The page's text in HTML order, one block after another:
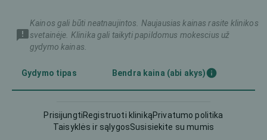
Kainos gali būti neatnaujintos. Naujausias kainas rasite klinikos
svetainėje. Klinika gali taikyti papildomus mokescius už
gydymo kainas.
Gydymo tipas Bendra kaina (abi akys)
PrisijungtiRegistruoti klinikąPrivatumo politika
Taisyklės ir sąlygosSusisiekite su mumis